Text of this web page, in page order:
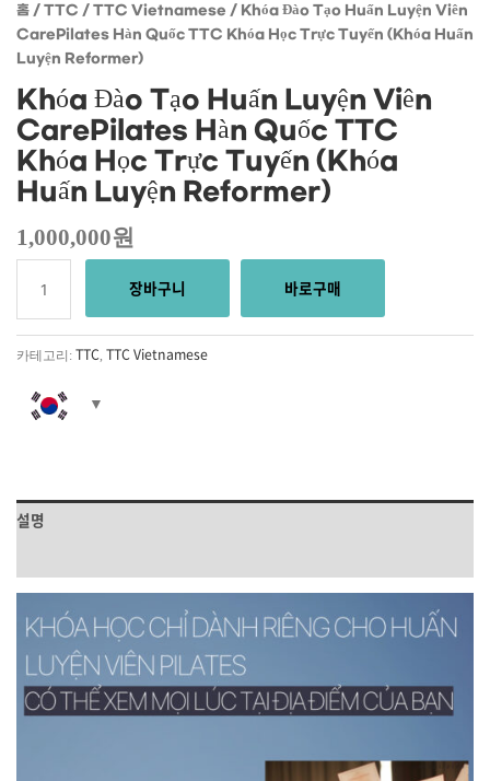
홈 / TTC / TTC Vietnamese / Khóa Đào Tạo Huấn Luyện Viên
CarePilates Hàn Quốc TTC Khóa Học Trực Tuyến (Khóa Huấn
Luyện Reformer)
Khóa Đào Tạo Huấn Luyện Viên
CarePilates Hàn Quốc TTC
Khóa Học Trực Tuyến (Khóa
Huấn Luyện Reformer)
1,000,000원
장바구니 바로구매
카테고리: TTC, TTC Vietnamese
설명